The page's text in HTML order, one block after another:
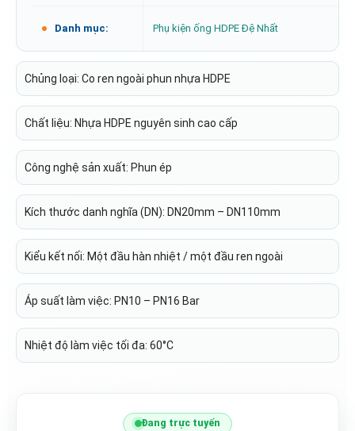
Danh mục: Phụ kiện ống HDPE Đệ Nhất
Chủng loại: Co ren ngoài phun nhựa HDPE
Chất liệu: Nhựa HDPE nguyên sinh cao cấp
Công nghệ sản xuất: Phun ép
Kích thước danh nghĩa (DN): DN20mm – DN110mm
Kiểu kết nối: Một đầu hàn nhiệt / một đầu ren ngoài
Áp suất làm việc: PN10 – PN16 Bar
Nhiệt độ làm việc tối đa: 60°C
Đang trực tuyến